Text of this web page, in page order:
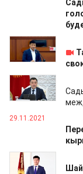
30.11.2021
30.11.2021
29.11.2021
29.11.2021